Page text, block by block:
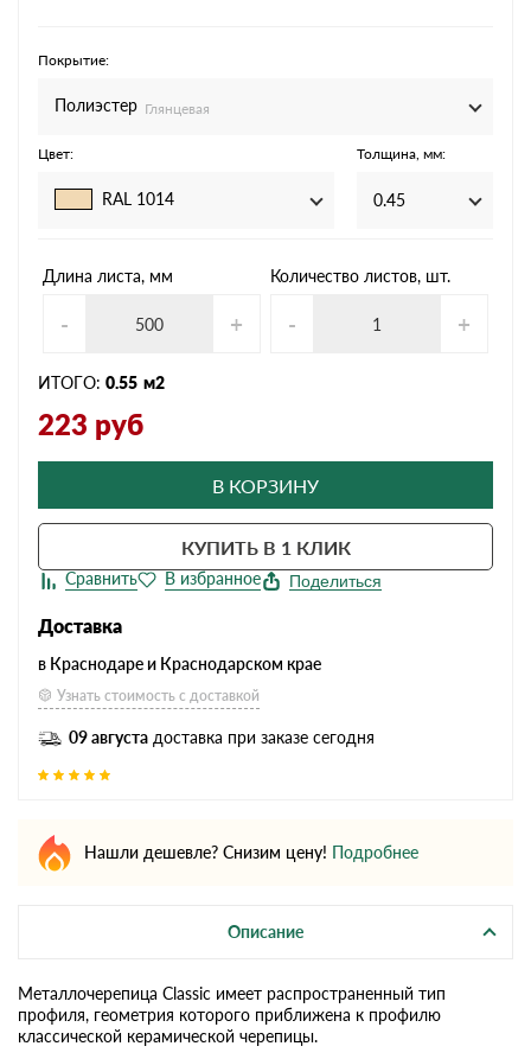
Покрытие:
Полиэстер Глянцевая
Цвет:
RAL 1014
Толщина, мм:
0.45
Длина листа, мм
- +
Количество листов, шт.
- +
ИТОГО: 0.55 м2
223 руб
В КОРЗИНУ
КУПИТЬ В 1 КЛИК
Поделиться
Доставка
в Краснодаре и Краснодарском крае
Узнать стоимость с доставкой
09 августа доставка при заказе сегодня
Нашли дешевле? Снизим цену! Подробнее
Описание
Металлочерепица Classic имеет распространенный тип
профиля, геометрия которого приближена к профилю
классической керамической черепицы.